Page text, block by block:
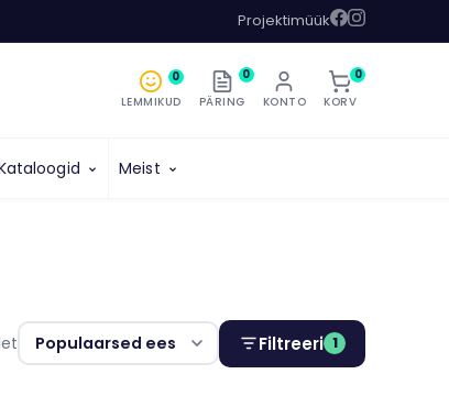
Projektimüük
0
LEMMIKUD
0
PÄRING
KONTO
0
KORV
Meist
Filtreeri 1